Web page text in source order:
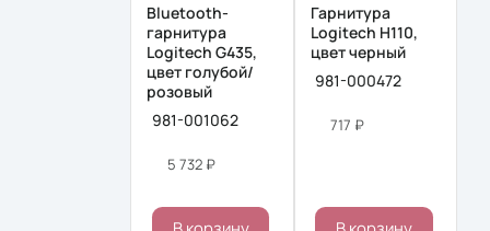
Bluetooth-
гарнитура
Logitech G435,
цвет голубой/
розовый
981-001062
5 732 ₽
Гарнитура
Logitech H110,
цвет черный
981-000472
717 ₽